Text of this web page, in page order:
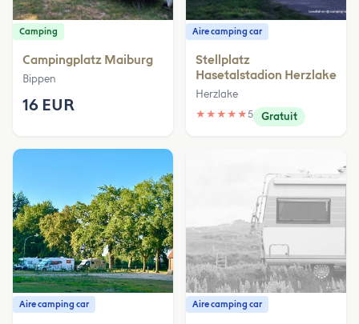
Camping
Campingplatz Maiburg
Bippen
16 EUR
Aire camping car
Stellplatz
Hasetalstadion Herzlake
Herzlake
★ ★ ★ ★ ★5 Gratuit
Aire camping car Aire camping car